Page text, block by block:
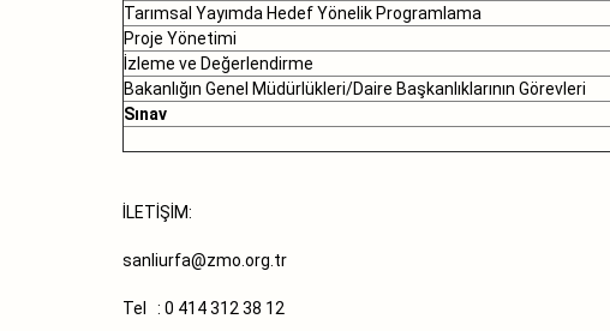
Tarımsal Yayımda Hedef Yönelik Programlama
Proje Yönetimi
İzleme ve Değerlendirme
Bakanlığın Genel Müdürlükleri/Daire Başkanlıklarının Görevleri
Sınav
İLETİŞİM:
sanliurfa@zmo.org.tr
Tel : 0 414 312 38 12